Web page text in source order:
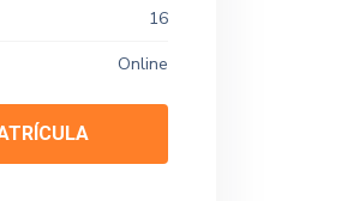
16
Online